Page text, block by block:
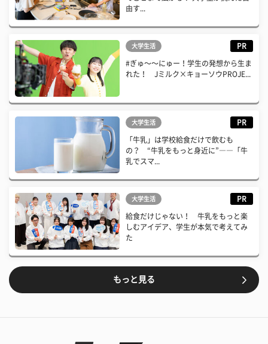
由す...
大学生活 PR
#ぎゅ〜〜にゅー！学生の発想から生ま
れた！ Jミルク×キョーソウPROJE...
大学生活 PR
「牛乳」は学校給食だけで飲むも
の？ “牛乳をもっと身近に”――「牛
乳でスマ...
大学生活 PR
給食だけじゃない！ 牛乳をもっと楽
しむアイデア、学生が本気で考えてみ
た
もっと見る